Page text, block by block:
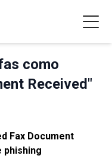
como
Received"
Fax Document
phishing